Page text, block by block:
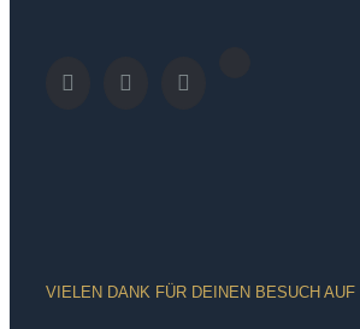
VIELEN DANK FÜR DEINEN BESUCH